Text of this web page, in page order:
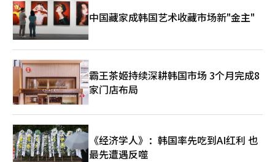
中国藏家成韩国艺术收藏市场新"金主"
霸王茶姬持续深耕韩国市场 3个月完成8
家门店布局
《经济学人》：韩国率先吃到AI红利 也
最先遭遇反噬